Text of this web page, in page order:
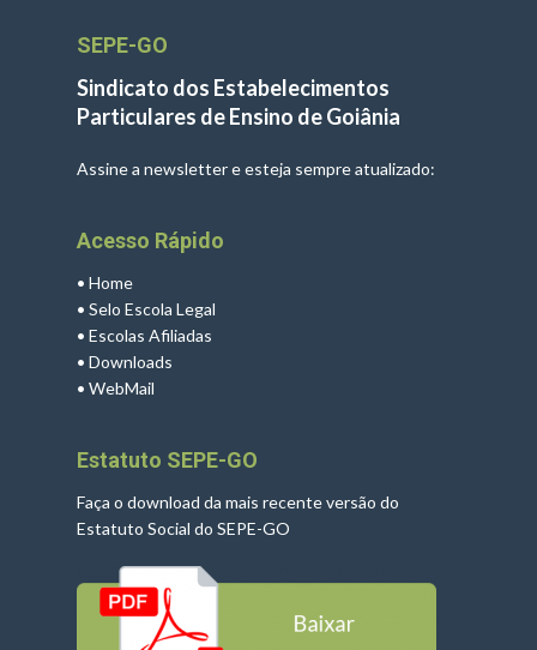
SEPE-GO
Sindicato dos Estabelecimentos
Particulares de Ensino de Goiânia
Assine a newsletter e esteja sempre atualizado:
Acesso Rápido
• Home
• Selo Escola Legal
• Escolas Afiliadas
• Downloads
• WebMail
Estatuto SEPE-GO
Faça o download da mais recente versão do
Estatuto Social do SEPE-GO